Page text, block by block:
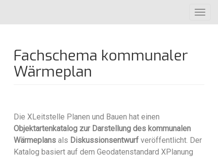
Inhalt
Fachschema kommunaler
Wärmeplan
Die XLeitstelle Planen und Bauen hat einen
Objektartenkatalog zur Darstellung des kommunalen
Wärmeplans als Diskussionsentwurf veröffentlicht. Der
Katalog basiert auf dem Geodatenstandard XPlanung